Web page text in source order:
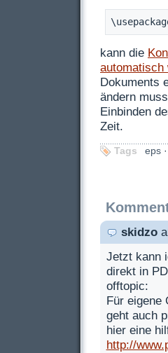
kann die
automatisch
Dokuments
ändern
Einbinden
Zeit.
Tags eps ·
skidzo
Jetzt kann
direkt in
offtopic:
Für eigene
geht auch
hier eine
http://